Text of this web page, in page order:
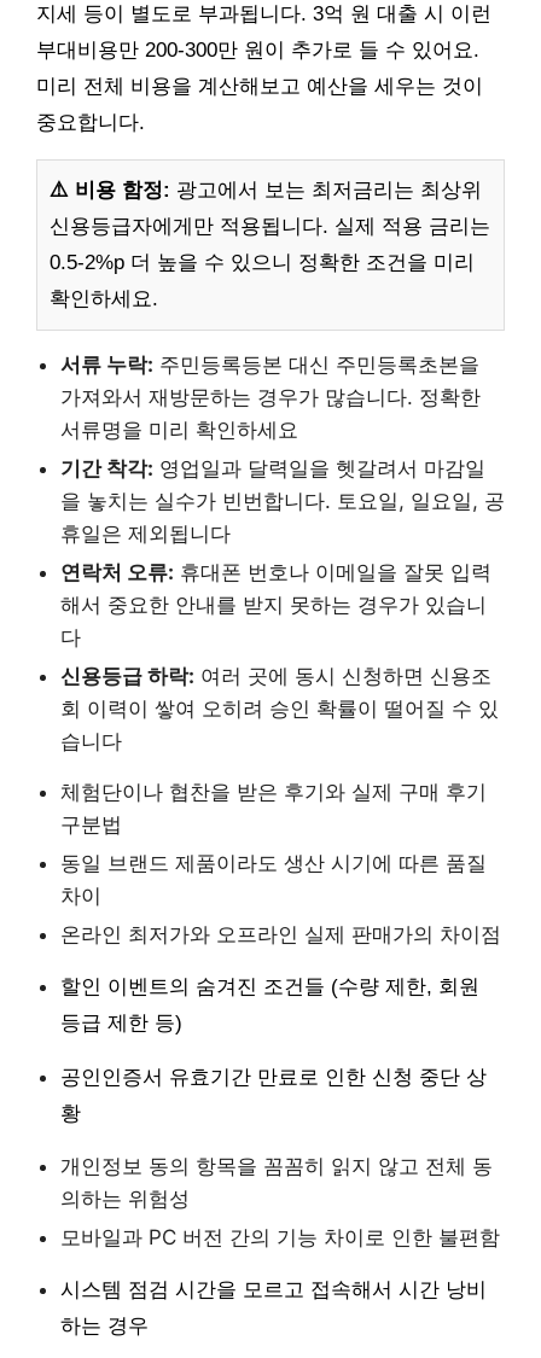
지세 등이 별도로 부과됩니다. 3억 원 대출 시 이런
부대비용만 200-300만 원이 추가로 들 수 있어요.
미리 전체 비용을 계산해보고 예산을 세우는 것이
중요합니다.
⚠️ 비용 함정: 광고에서 보는 최저금리는 최상위
신용등급자에게만 적용됩니다. 실제 적용 금리는
0.5-2%p 더 높을 수 있으니 정확한 조건을 미리
확인하세요.
서류 누락: 주민등록등본 대신 주민등록초본을
가져와서 재방문하는 경우가 많습니다. 정확한
서류명을 미리 확인하세요
기간 착각: 영업일과 달력일을 헷갈려서 마감일
을 놓치는 실수가 빈번합니다. 토요일, 일요일, 공
휴일은 제외됩니다
연락처 오류: 휴대폰 번호나 이메일을 잘못 입력
해서 중요한 안내를 받지 못하는 경우가 있습니
다
신용등급 하락: 여러 곳에 동시 신청하면 신용조
회 이력이 쌓여 오히려 승인 확률이 떨어질 수 있
습니다
체험단이나 협찬을 받은 후기와 실제 구매 후기
구분법
동일 브랜드 제품이라도 생산 시기에 따른 품질
차이
온라인 최저가와 오프라인 실제 판매가의 차이점
할인 이벤트의 숨겨진 조건들 (수량 제한, 회원
등급 제한 등)
공인인증서 유효기간 만료로 인한 신청 중단 상
황
개인정보 동의 항목을 꼼꼼히 읽지 않고 전체 동
의하는 위험성
모바일과 PC 버전 간의 기능 차이로 인한 불편함
시스템 점검 시간을 모르고 접속해서 시간 낭비
하는 경우